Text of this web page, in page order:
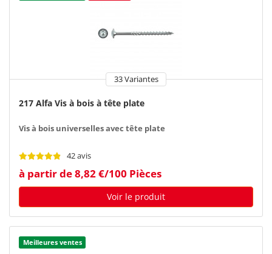
33 Variantes
217 Alfa Vis à bois à tête plate
Vis à bois universelles avec tête plate
42 avis
à partir de 8,82 €/100 Pièces
Voir le produit
Meilleures ventes